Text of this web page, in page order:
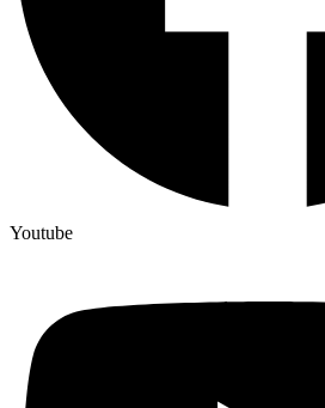
Youtube